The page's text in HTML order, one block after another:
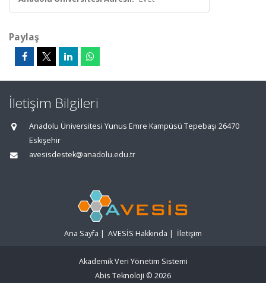
Paylaş
İletişim Bilgileri
Anadolu Üniversitesi Yunus Emre Kampüsü Tepebaşı 26470
Eskişehir
avesisdestek@anadolu.edu.tr
Ana Sayfa | AVESİS Hakkında | İletişim
Akademik Veri Yönetim Sistemi
Abis Teknoloji © 2026